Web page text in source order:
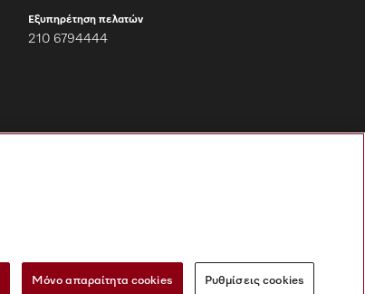
Εξυπηρέτηση πελατών
210 6794444
Μόνο απαραίτητα cookies Ρυθμίσεις cookies